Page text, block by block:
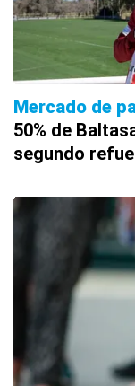
Mercado de
50% de
segundo